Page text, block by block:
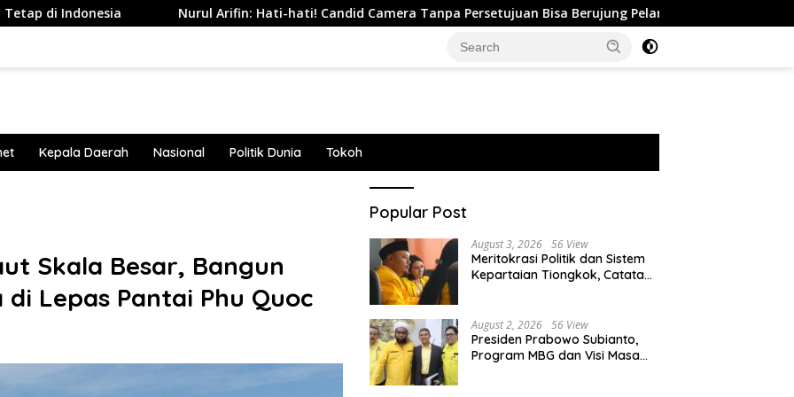
Nurul Arifin: Hati-hati! Candid Camera Tanpa Persetujuan Bisa Berujung Pelanggaran Privasi
Kepala Daerah Nasional Politik Dunia Tokoh
Skala Besar, Bangun
Lepas Pantai Phu Quoc
Popular Post
August 3, 2026 56 View
Meritokrasi Politik dan Sistem
Kepartaian Tiongkok, Catatan
August 2, 2026 56 View
Presiden Prabowo Subianto,
Program MBG dan Visi Masa